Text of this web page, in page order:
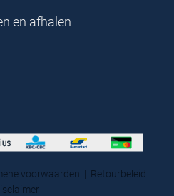
en afhalen
voorwaarden | Retourbeleid